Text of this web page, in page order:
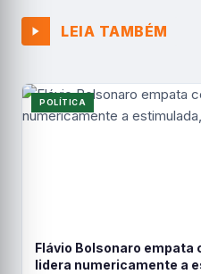
LEIA TAMBÉM
POLÍTICA
Flávio Bolsonaro empata
lidera numericamente a